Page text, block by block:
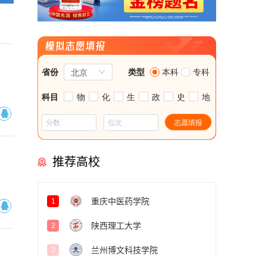
推荐高校
1 重庆中医药学院
2 陕西理工大学
3 兰州博文科技学院